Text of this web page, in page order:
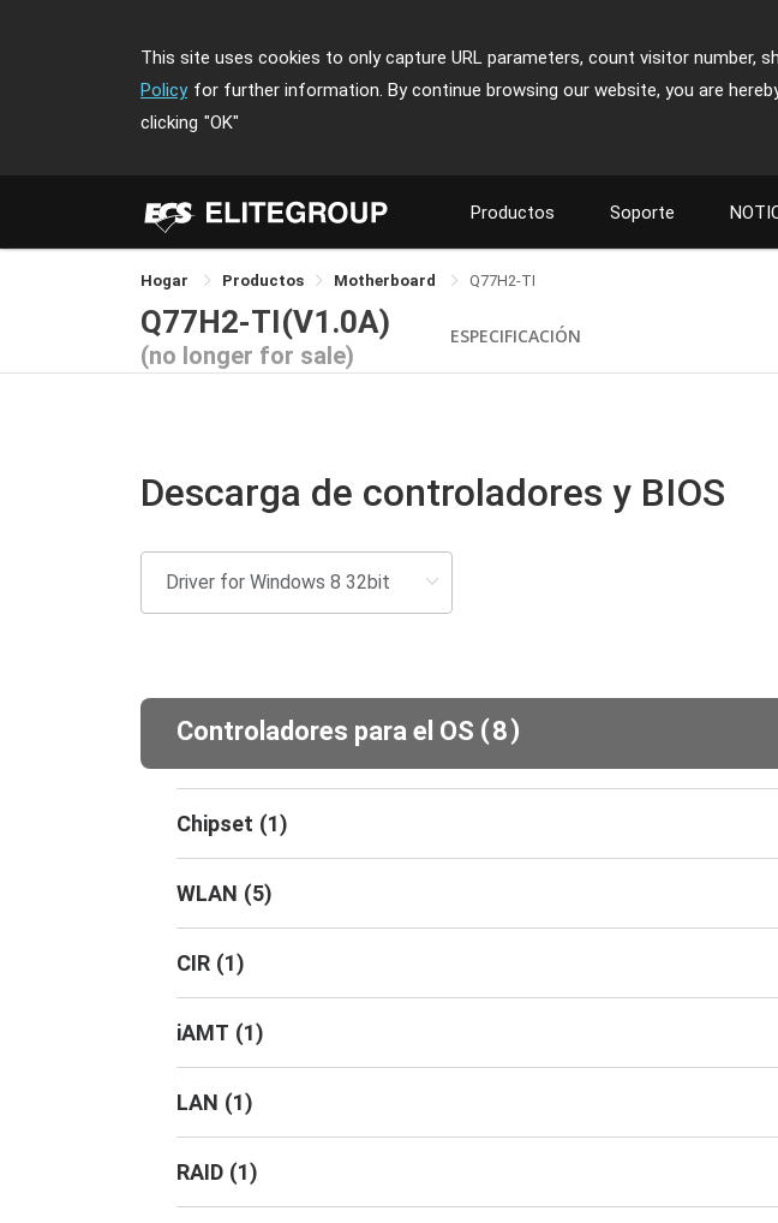
This site uses cookies to only capture URL parameters, count visitor number,
Policy for further information. By continue browsing our website, you are
clicking "OK"
Productos Soporte
Hogar Productos Motherboard Q77H2-TI
Q77H2-TI(V1.0A)
(no longer for sale)
ESPECIFICACIÓN
Descarga de controladores y BIOS
Controladores para el OS (8)
Chipset (1)
WLAN (5)
CIR (1)
iAMT (1)
LAN (1)
RAID (1)